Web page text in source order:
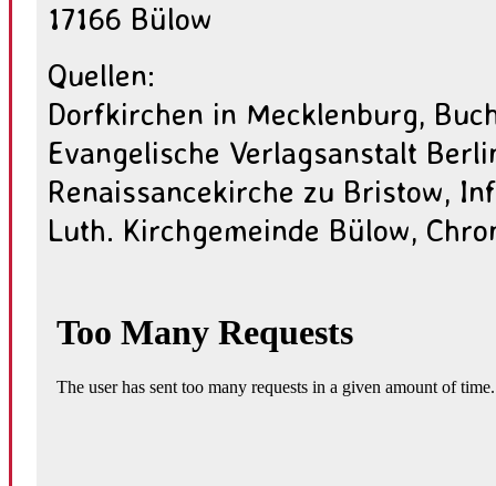
17166 Bülow
Quellen:
Dorfkirchen in Mecklenburg,
Evangelische Verlagsanstalt
Renaissancekirche zu Bristow,
Luth. Kirchgemeinde Bülow,